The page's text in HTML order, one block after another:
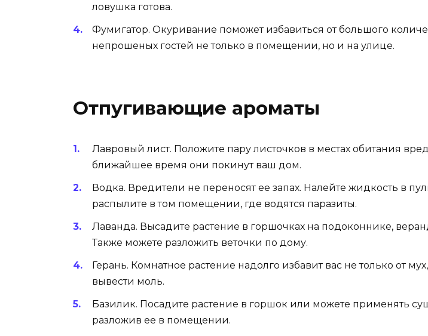
ловушка готова.
Фумигатор. Окуривание поможет избавиться от большого
непрошеных гостей не только в помещении, но и на улице.
Отпугивающие ароматы
Лавровый лист. Положите пару листочков в местах обитания
ближайшее время они покинут ваш дом.
Водка. Вредители не переносят ее запах. Налейте жидкость в
распылите в том помещении, где водятся паразиты.
Лаванда. Высадите растение в горшочках на подоконнике,
Также можете разложить веточки по дому.
Герань. Комнатное растение надолго избавит вас не только от
вывести моль.
Базилик. Посадите растение в горшок или можете применять
разложив ее в помещении.